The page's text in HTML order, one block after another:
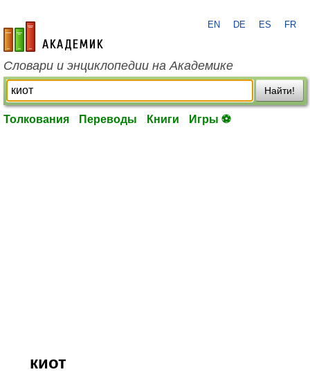
academic.ru
EN DE ES FR
Словари и энциклопедии на Академике
Найти!
Толкования Переводы Книги Игры ⚽
киот